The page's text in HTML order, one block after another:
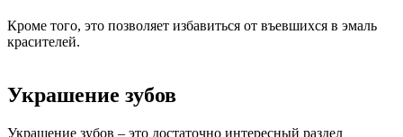
Кроме того, это позволяет избавиться от въевшихся в эмаль
красителей.
Украшение зубов
Украшение зубов – это достаточно интересный раздел